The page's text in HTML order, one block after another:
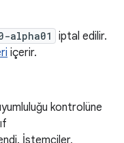
alpha01
iptal edilir.
içerir.
kontrolüne
İstemciler,